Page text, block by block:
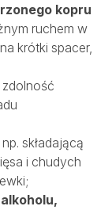
kopru
ruchem w
krótki spacer,
składającą
i chudych